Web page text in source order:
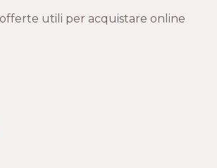
utili per acquistare online